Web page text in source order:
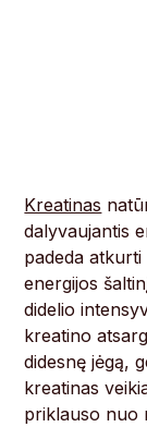
Kreatinas
dalyvaujantis
padeda
energijos
didelio
kreatino
didesnę jėgą,
kreatinas
priklauso nuo